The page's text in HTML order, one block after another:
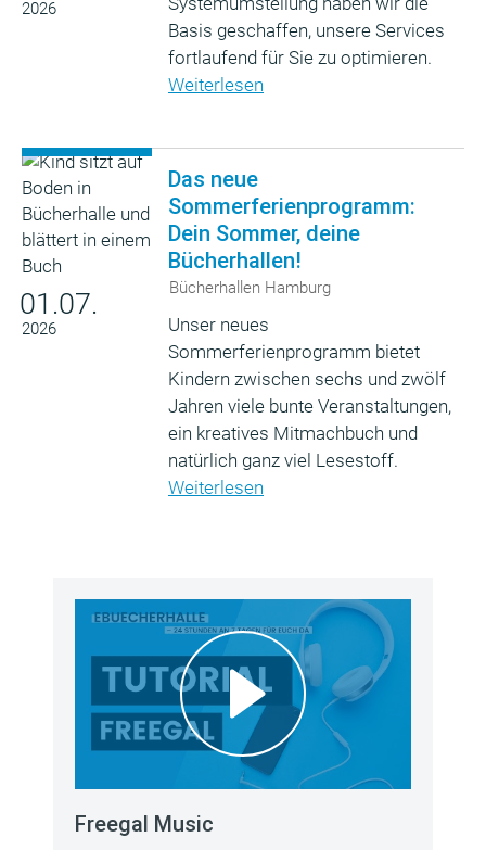
2026
Basis geschaffen, unsere Services
fortlaufend für Sie zu optimieren.
Weiterlesen
01.07.
2026
Das neue
Sommerferienprogramm:
Dein Sommer, deine
Bücherhallen!
Bücherhallen Hamburg
Unser neues
Sommerferienprogramm bietet
Kindern zwischen sechs und zwölf
Jahren viele bunte Veranstaltungen,
ein kreatives Mitmachbuch und
natürlich ganz viel Lesestoff.
Weiterlesen
Freegal Music